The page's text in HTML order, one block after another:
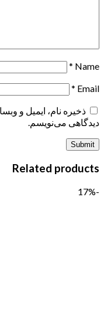
Name
*
Email
*
ذخیره نام، ایمیل و
دیدگاهی می‌نویسم.
Related products
-17%